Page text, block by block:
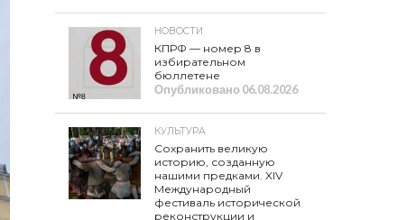
НОВОСТИ
КПРФ — номер 8 в
избирательном
бюллетене
Опубликовано06.08.2026
КУЛЬТУРА
Сохранить великую
историю, созданную
нашими предками. XIV
Международный
фестиваль исторической
реконструкции и